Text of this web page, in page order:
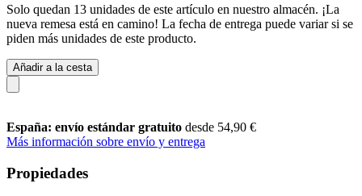
Solo quedan 13 unidades de este artículo en nuestro almacén. ¡La
nueva remesa está en camino! La fecha de entrega puede variar si se
piden más unidades de este producto.
Añadir a la cesta
España: envío estándar gratuito desde 54,90 €
Más información sobre envío y entrega
Propiedades